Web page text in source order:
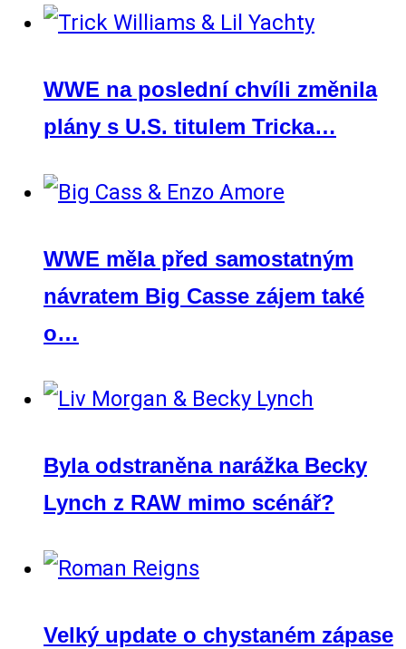
WWE na poslední chvíli změnila
plány s U.S. titulem Tricka…
WWE měla před samostatným
návratem Big Casse zájem také
o…
Byla odstraněna narážka Becky
Lynch z RAW mimo scénář?
Velký update o chystaném zápase